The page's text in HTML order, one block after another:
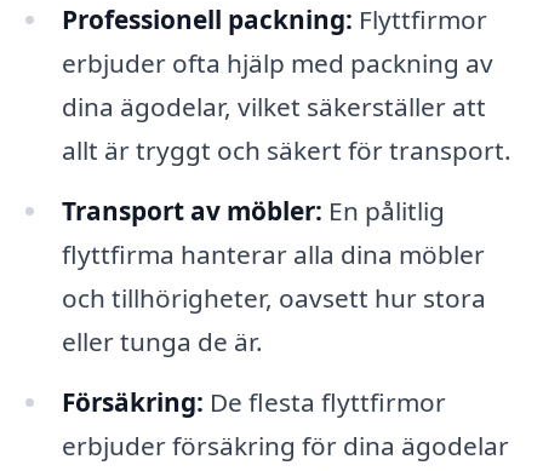
Professionell packning: Flyttfirmor
erbjuder ofta hjälp med packning av
dina ägodelar, vilket säkerställer att
allt är tryggt och säkert för transport.
Transport av möbler: En pålitlig
flyttfirma hanterar alla dina möbler
och tillhörigheter, oavsett hur stora
eller tunga de är.
Försäkring: De flesta flyttfirmor
erbjuder försäkring för dina ägodelar